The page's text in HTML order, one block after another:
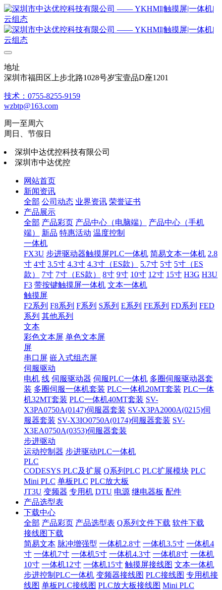
地址
深圳市福田区上步北路1028号岁宝壹品D座1201
技术：0755-8255-9159
wzbtp@163.com
周一至周六
周日、节假日
深圳中达优控科技有限公司
深圳市中达优控
网站首页
新闻资讯
全部 公司动态 业界资讯 荣誉证书
产品展示
全部 产品彩页 产品中心（电脑端）
产品中心（手机
端）
新品 特惠活动 温度控制
一体机
FX3U 步进驱动器触摸屏PLC一体机 简易文本一体机 2.8
寸 4寸 3.5寸 4.3寸 4.3寸（ES款） 5.7寸 5寸 5寸（ES
款）
7寸 7寸（ES款） 8寸 9寸 10寸 12寸 15寸 H3G H3U
F3 带按键触摸屏一体机 文本一体机
触摸屏
F2系列 F8系列 F系列 S系列 E系列 FE系列 FD系列 FED
系列 其他系列
文本
彩色文本屏 单色文本屏
屏
串口屏 嵌入式组态屏
伺服驱动
电机 线 伺服驱动器 伺服PLC一体机 多圈伺服驱动器套
装 多圈伺服一体机套装 PLC一体机20MT套装 PLC一体
机32MT套装 PLC一体机40MT套装 SV-
X3PA0750A(0147)伺服器套装 SV-X3PA2000A(0215)伺
服器套装 SV-X3IO0750A(0174)伺服器套装 SV-
X3EA0750A(0353)伺服器套装
步进驱动
运动控制器 步进驱动PLC一体机
PLC
CODESYS PLC及扩展 Q系列PLC PLC扩展模块 PLC
Mini PLC 单板PLC PLC放大板
JT3U 变频器 专用机 DTU 电源 继电器板 配件
产品选型表
下载中心
全部 产品彩页 产品选型表 Q系列文件下载 软件下载
接线图下载
简易文本 脉冲增强型 一体机2.8寸 一体机3.5寸 一体机4
寸 一体机7寸 一体机5寸 一体机4.3寸 一体机8寸 一体机
10寸 一体机12寸 一体机15寸 触摸屏接线图 文本一体机
步进控制PLC一体机 变频器接线图 PLC接线图 专用机接
线图 单板PLC接线图 PLC放大板接线图 Mini PLC